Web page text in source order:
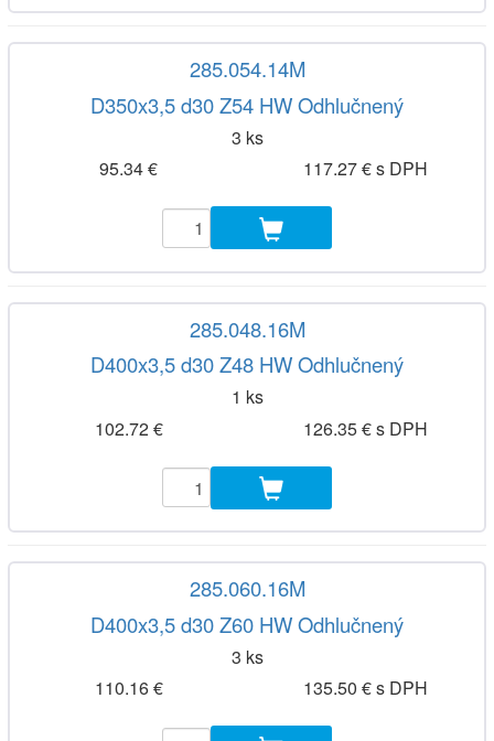
285.054.14M
D350x3,5 d30 Z54 HW Odhlučnený
3 ks
95.34 €
117.27 € s DPH
285.048.16M
D400x3,5 d30 Z48 HW Odhlučnený
1 ks
102.72 €
126.35 € s DPH
285.060.16M
D400x3,5 d30 Z60 HW Odhlučnený
3 ks
110.16 €
135.50 € s DPH